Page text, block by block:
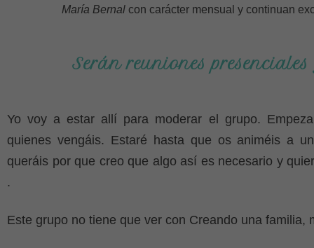
María Bernal con carácter mensual y continuan
Serán reuniones
Yo voy a estar allí para moderar el grupo.
quienes vengáis. Estaré hasta que os animéis a
queráis por que creo que algo así es necesario y
.
Este grupo no tiene que ver con Creando una familia,